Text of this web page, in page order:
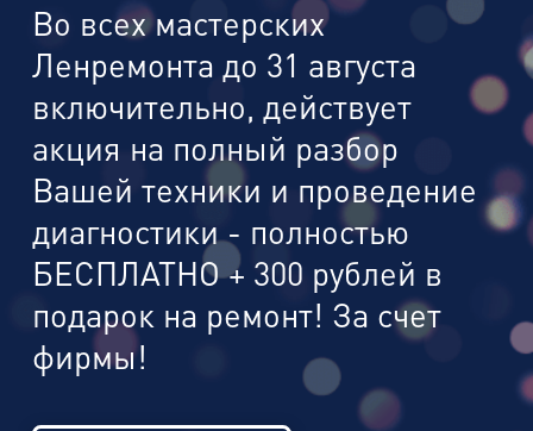
Во всех мастерских
Ленремонта до 31 августа
включительно, действует
акция на полный разбор
Вашей техники и проведение
диагностики - полностью
БЕСПЛАТНО + 300 рублей в
подарок на ремонт! За счет
фирмы!